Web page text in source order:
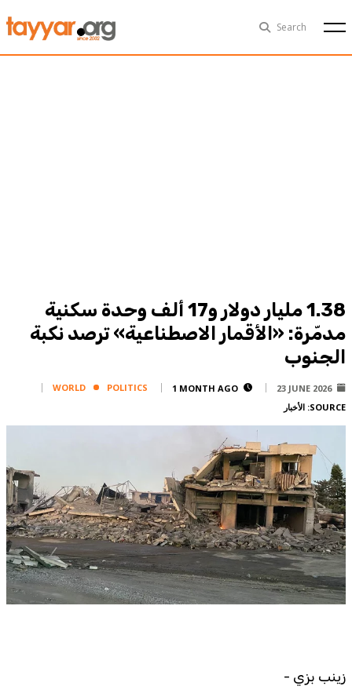
Search
Fri, Aug 7th 29°C
Advertise
Services
Horoscope
Polls
Jobs
Writers
Legal
1.38 مليار دولار و17 ألف وحدة سكنية
مدمّرة: «الأقمار الاصطناعية» ترصد نكبة
الجنوب
23 JUNE 2026
1 MONTH AGO
WORLD
POLITICS
SOURCE: الأخبار
زينب بزي -